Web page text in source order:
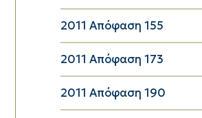
2011 Απόφαση 155
2011 Απόφαση 173
2011 Απόφαση 190